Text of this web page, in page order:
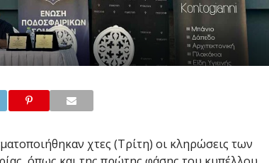
χτες (Τρίτη) οι κληρώσεις των